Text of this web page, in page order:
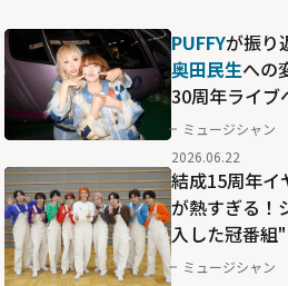
PUFFYが振り
奥田民生への
30周年ライブ
パー！30周年】
ミュージシャン
2026.06.22
結成15周年イ
が熱すぎる！
入した冠番組
わになった、
ミュージシャン